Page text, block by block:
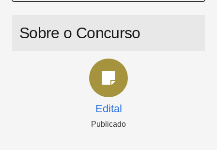
Sobre o Concurso
Edital
Publicado